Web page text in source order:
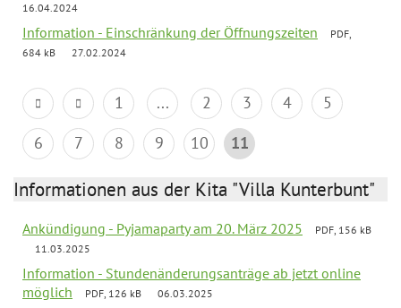
16.04.2024
Information - Einschränkung der Öffnungszeiten
PDF,
684 kB
27.02.2024
1 ... 2 3 4
5
6
7 8 9 10 11
Informationen aus der Kita "Villa Kunterbunt"
Ankündigung - Pyjamaparty am 20. März 2025
PDF, 156 kB
11.03.2025
Information - Stundenänderungsanträge ab jetzt online
möglich
PDF, 126 kB 06.03.2025